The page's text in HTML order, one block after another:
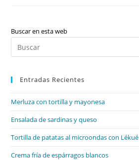
Buscar en esta web
Entradas Recientes
Merluza con tortilla y mayonesa
Ensalada de sardinas y queso
Tortilla de patatas al microondas con Lékué
Crema fría de espárragos blancos